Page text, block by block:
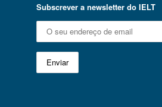
Subscrever a newsletter do IELT